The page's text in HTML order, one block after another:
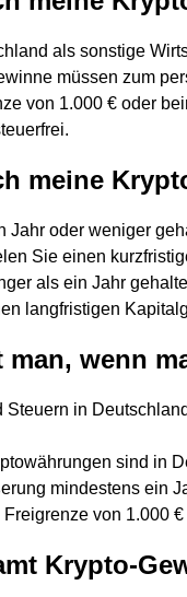
als sonstige
müssen zum
von 1.000 € oder
meine
Jahr oder weniger
Sie einen
als ein Jahr
langfristigen
wenn
Steuern in Deutschland
sind in
mindestens ein
von 1.000
Krypto-